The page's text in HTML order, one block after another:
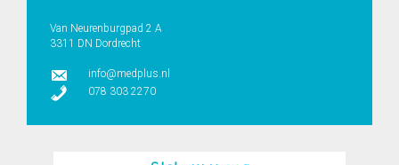
Van Neurenburgpad 2 A
3311 DN Dordrecht
info@medplus.nl
078 303 2270